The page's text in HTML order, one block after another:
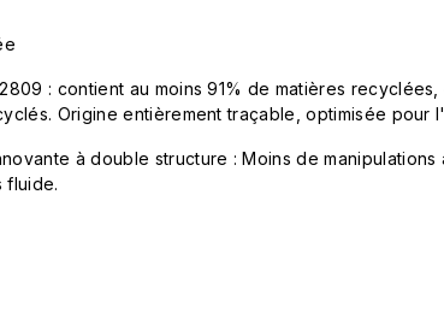
: contient au moins 91% de matières
Origine entièrement traçable, optimisée pour
à double structure : Moins de
fluide.